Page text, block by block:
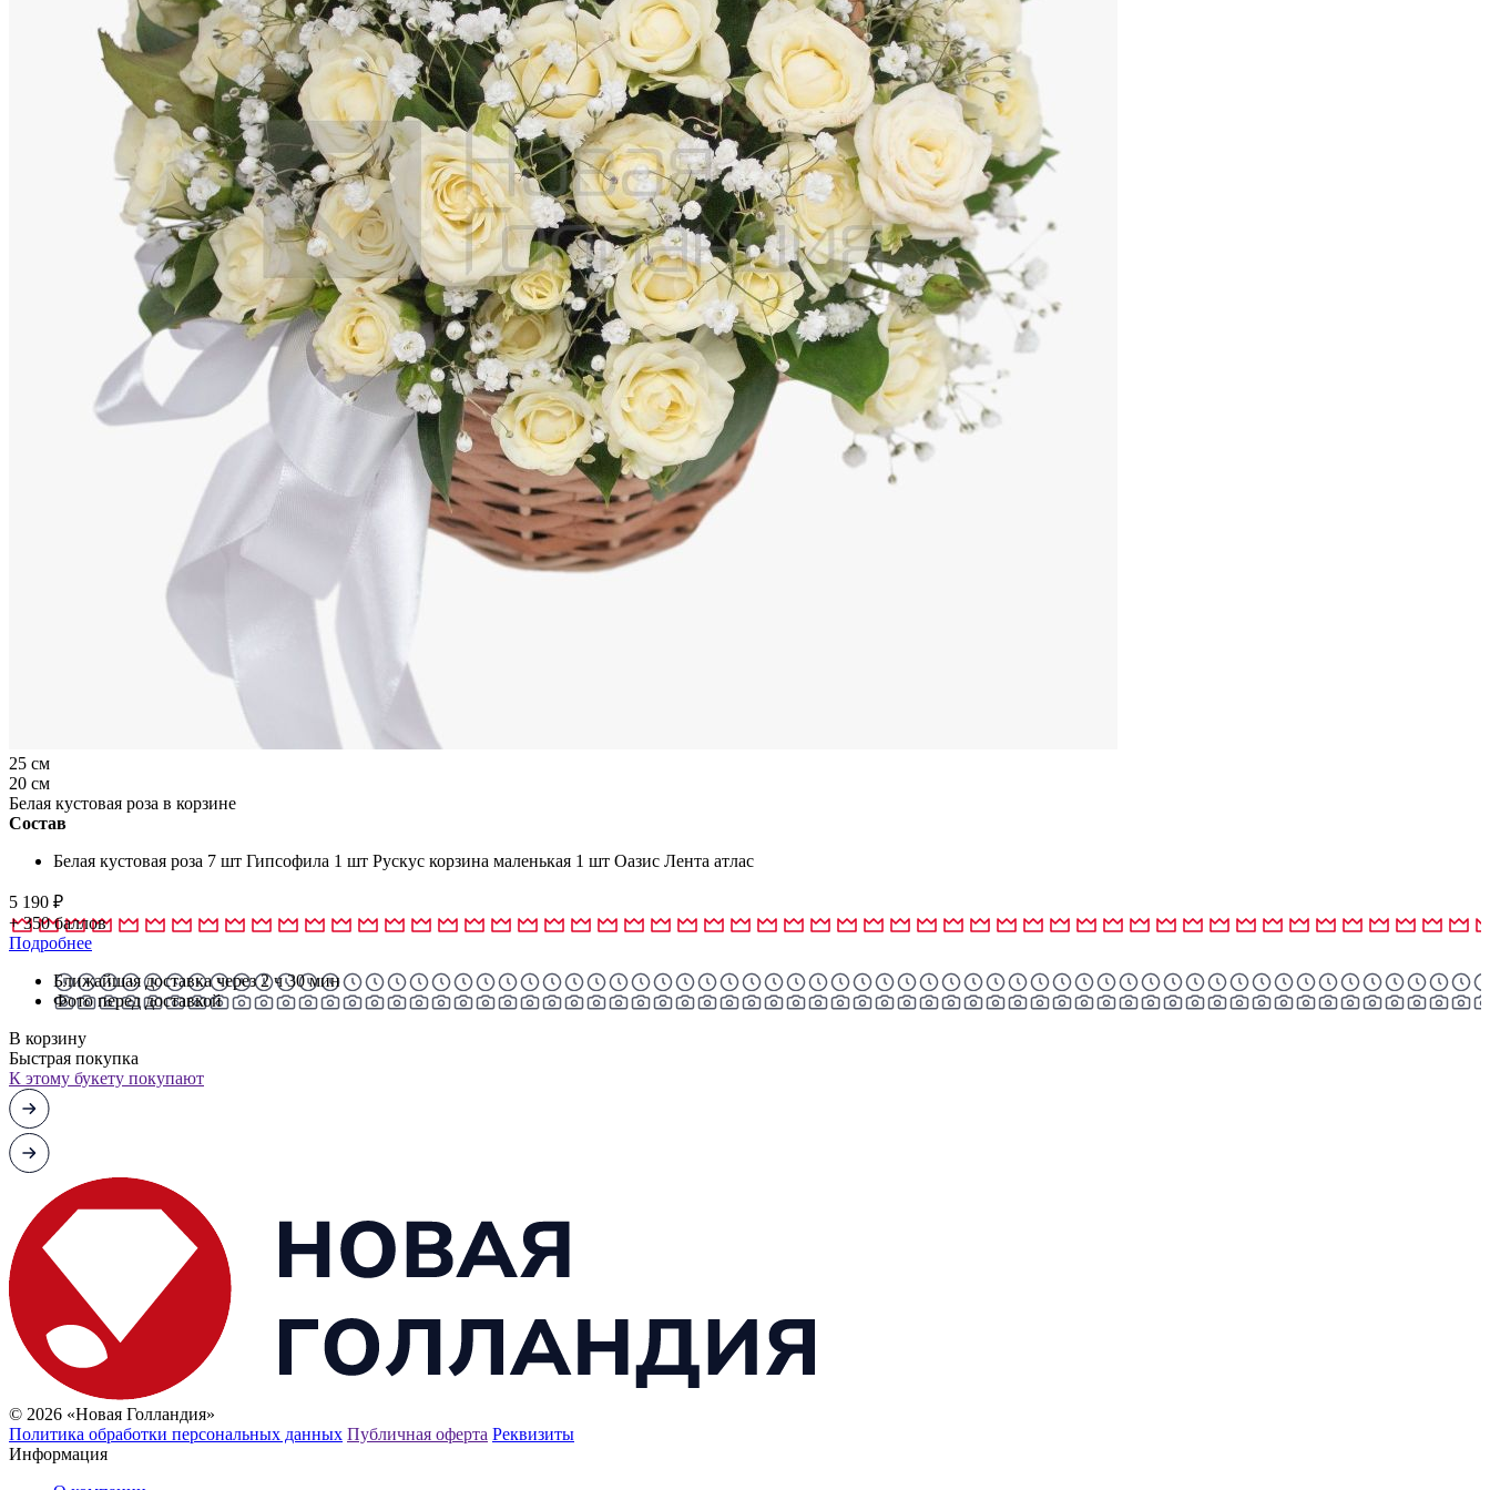
25 см
20 см
Белая кустовая роза в корзине
Состав
Белая кустовая роза 7 шт Гипсофила 1 шт Рускус корзина маленькая 1 шт Оазис Лента атлас
5 190 ₽
+350баллов
Подробнее
Ближайшая доставка через 2 ч 30 мин
Фото перед доставкой
В корзину
Быстрая покупка
К этому букету покупают
© 2026 «Новая Голландия»
Политика обработки персональных данных Публичная оферта Реквизиты
Информация